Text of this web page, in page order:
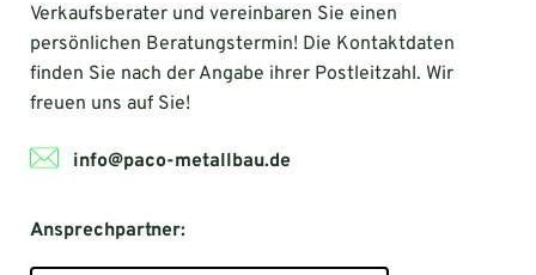
Verkaufsberater und vereinbaren Sie einen
persönlichen Beratungstermin! Die Kontaktdaten
finden Sie nach der Angabe ihrer Postleitzahl. Wir
freuen uns auf Sie!
info@paco-metallbau.de
Ansprechpartner: